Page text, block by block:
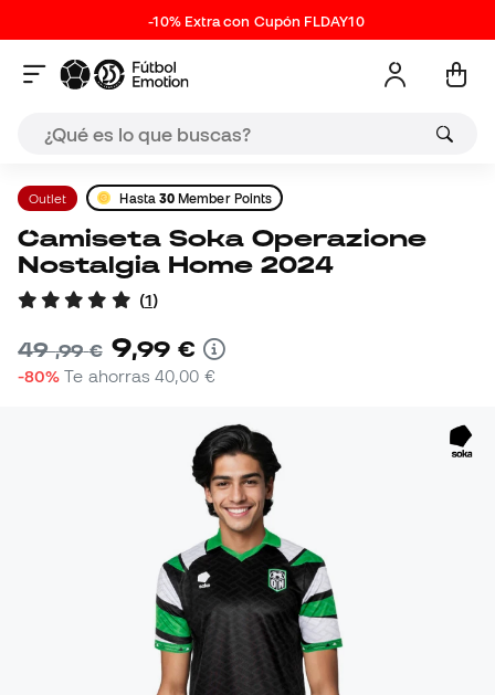
-10% Extra con Cupón FLDAY10
Outlet Hasta 30 Member Points
Camiseta Soka Operazione
Nostalgia Home 2024
(1)
49,99 € 9,99 €
-80% Te ahorras40,00 €